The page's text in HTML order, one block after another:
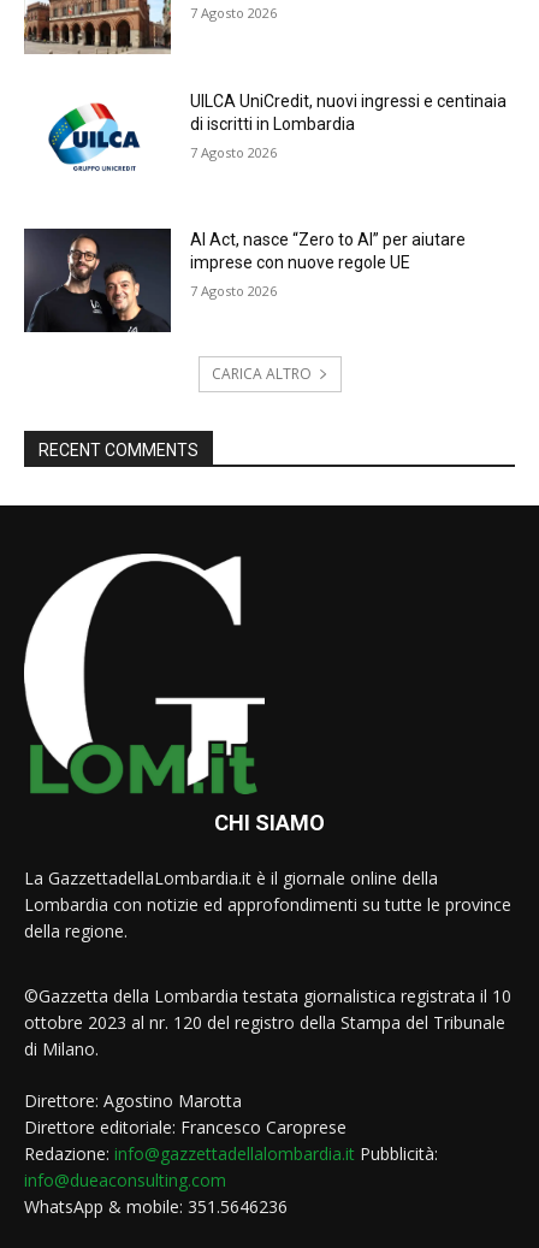
7 Agosto 2026
UILCA UniCredit, nuovi ingressi e centinaia
di iscritti in Lombardia
7 Agosto 2026
AI Act, nasce “Zero to AI” per aiutare
imprese con nuove regole UE
7 Agosto 2026
CARICA ALTRO
RECENT COMMENTS
CHI SIAMO
La GazzettadellaLombardia.it è il giornale online della
Lombardia con notizie ed approfondimenti su tutte le province
della regione.
©Gazzetta della Lombardia testata giornalistica registrata il 10
ottobre 2023 al nr. 120 del registro della Stampa del Tribunale
di Milano.
Direttore: Agostino Marotta
Direttore editoriale: Francesco Caroprese
Redazione: info@gazzettadellalombardia.it Pubblicità:
info@dueaconsulting.com
WhatsApp & mobile: 351.5646236